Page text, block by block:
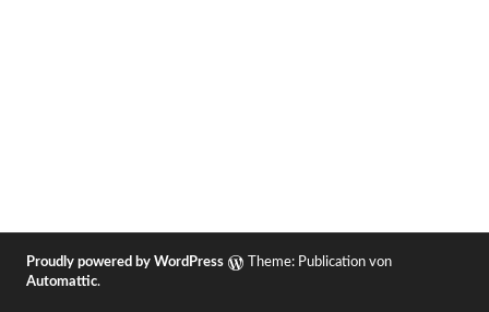
Proudly powered by WordPress
Theme: Publication von
Automattic.